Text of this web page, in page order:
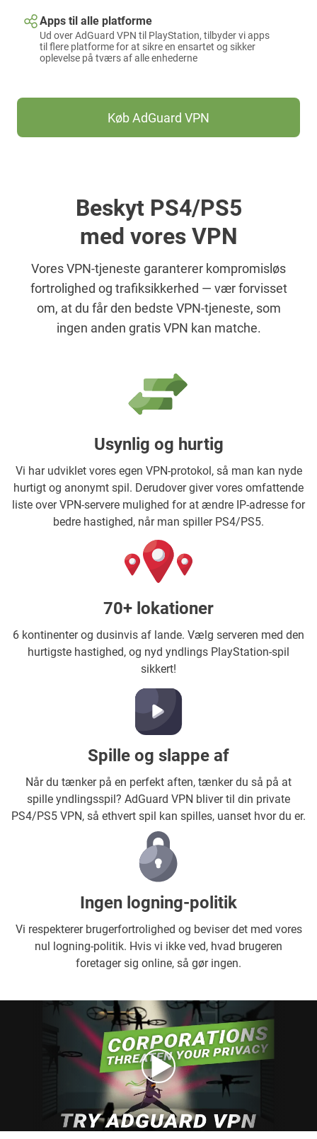
Apps til alle platforme
Ud over AdGuard VPN til PlayStation, tilbyder vi apps
til flere platforme for at sikre en ensartet og sikker
oplevelse på tværs af alle enhederne
Køb AdGuard VPN
Beskyt PS4/PS5
med vores VPN
Vores VPN-tjeneste garanterer kompromisløs
fortrolighed og trafiksikkerhed — vær forvisset
om, at du får den bedste VPN-tjeneste, som
ingen anden gratis VPN kan matche.
Usynlig og hurtig
Vi har udviklet vores egen VPN-protokol, så man kan nyde
hurtigt og anonymt spil. Derudover giver vores omfattende
liste over VPN-servere mulighed for at ændre IP-adresse for
bedre hastighed, når man spiller PS4/PS5.
70+ lokationer
6 kontinenter og dusinvis af lande. Vælg serveren med den
hurtigste hastighed, og nyd yndlings PlayStation-spil
sikkert!
Spille og slappe af
Når du tænker på en perfekt aften, tænker du så på at
spille yndlingsspil? AdGuard VPN bliver til din private
PS4/PS5 VPN, så ethvert spil kan spilles, uanset hvor du er.
Ingen logning-politik
Vi respekterer brugerfortrolighed og beviser det med vores
nul logning-politik. Hvis vi ikke ved, hvad brugeren
foretager sig online, så gør ingen.